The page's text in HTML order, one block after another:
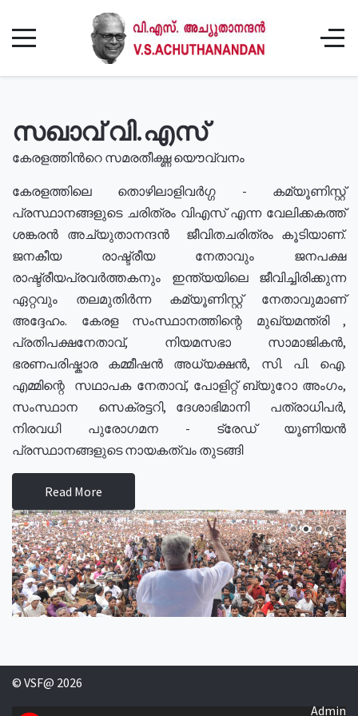
സഖാവ് വി.എസ്
കേരളത്തിൻറെ സമരതീക്ഷ്ണ യൌവ്വനം
കേരളത്തിലെ തൊഴിലാളിവർഗ്ഗ - കമ്യൂണിസ്റ്റ്
പ്രസ്ഥാനങ്ങളുടെ ചരിത്രം വിഎസ് എന്ന വേലിക്കകത്ത്
ശങ്കരൻ അച്യുതാനന്ദൻ ജീവിതചരിത്രം കൂടിയാണ്.
ജനകീയ രാഷ്ട്രീയ നേതാവും ജനപക്ഷ
രാഷ്ട്രീയപ്രവർത്തകനും ഇന്ത്യയിലെ ജീവിച്ചിരിക്കുന്ന
ഏറ്റവും തലമുതിർന്ന കമ്യൂണിസ്റ്റ് നേതാവുമാണ്
അദ്ദേഹം. കേരള സംസ്ഥാനത്തിന്റെ മുഖ്യമന്ത്രി ,
പ്രതിപക്ഷനേതാവ്, നിയമസഭാ സാമാജികൻ,
ഭരണപരിഷ്കാര കമ്മീഷൻ അധ്യക്ഷൻ, സി. പി. ഐ.
എമ്മിന്റെ സഥാപക നേതാവ്, പോളിറ്റ് ബ്യുറോ അംഗം,
സംസ്ഥാന സെക്രട്ടറി, ദേശാഭിമാനി പത്രാധിപർ,
നിരവധി പുരോഗമന - ട്രേഡ് യൂണിയൻ
പ്രസ്ഥാനങ്ങളുടെ നായകത്വം തുടങ്ങി
Read More
© VSF@ 2026
Admin